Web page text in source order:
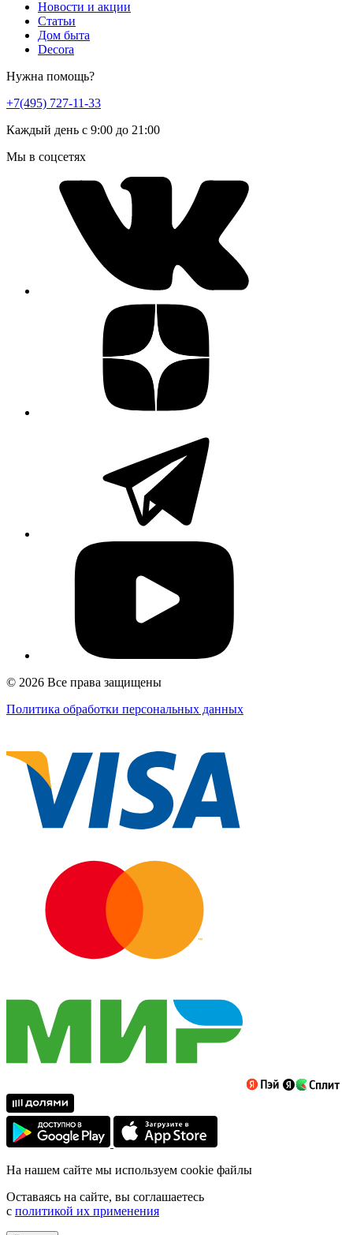
Новости и акции
Статьи
Дом быта
Decora
Нужна помощь?
+7(495) 727-11-33
Каждый день с 9:00 до 21:00
Мы в соцсетях
© 2026 Все права защищены
Политика обработки персональных данных
На нашем сайте мы используем cookie файлы
Оставаясь на сайте, вы соглашаетесь
с политикой их применения